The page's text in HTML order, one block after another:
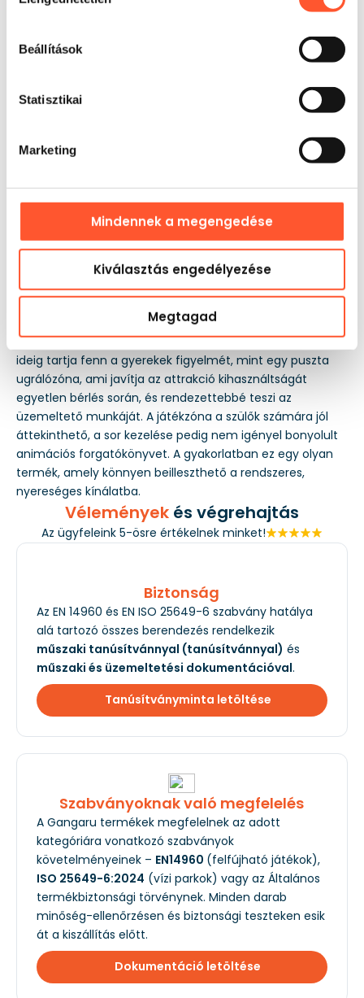
Beállítások
Statisztikai
Marketing
Mindennek a megengedése
Kiválasztás engedélyezése
Megtagad
Felhasználás
A legjobban piknikeken, lakótelepi fesztiválokon, családi
kínálattal rendelkező hotelekben és magánkerti
rendezvényeken működik. A combo elrendezés hosszabb
ideig tartja fenn a gyerekek figyelmét, mint egy puszta
ugrálózóna, ami javítja az attrakció kihasználtságát
egyetlen bérlés során, és rendezettebbé teszi az
üzemeltető munkáját. A játékzóna a szülők számára jól
áttekinthető, a sor kezelése pedig nem igényel bonyolult
animációs forgatókönyvet. A gyakorlatban ez egy olyan
termék, amely könnyen beilleszthető a rendszeres,
nyereséges kínálatba.
Vélemények és végrehajtás
Az ügyfeleink 5-ösre értékelnek minket!
Biztonság
Az EN 14960 és EN ISO 25649-6 szabvány hatálya
alá tartozó összes berendezés rendelkezik
műszaki tanúsítvánnyal (tanúsítvánnyal) és
műszaki és üzemeltetési dokumentációval.
Tanúsítványminta letöltése
Szabványoknak való megfelelés
A Gangaru termékek megfelelnek az adott
kategóriára vonatkozó szabványok
követelményeinek – EN14960 (felfújható játékok),
ISO 25649-6:2024 (vízi parkok) vagy az Általános
termékbiztonsági törvénynek. Minden darab
minőség-ellenőrzésen és biztonsági teszteken esik
át a kiszállítás előtt.
Dokumentáció letöltése